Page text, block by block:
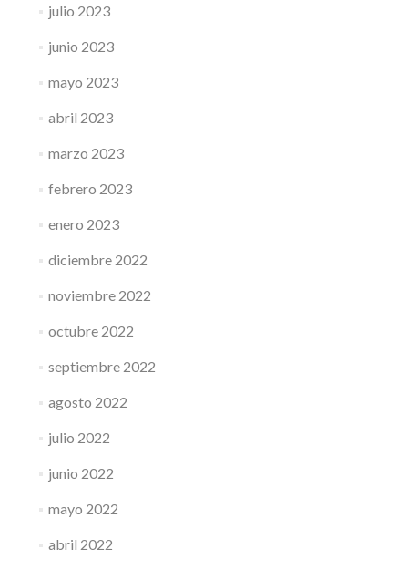
julio 2023
junio 2023
mayo 2023
abril 2023
marzo 2023
febrero 2023
enero 2023
diciembre 2022
noviembre 2022
octubre 2022
septiembre 2022
agosto 2022
julio 2022
junio 2022
mayo 2022
abril 2022